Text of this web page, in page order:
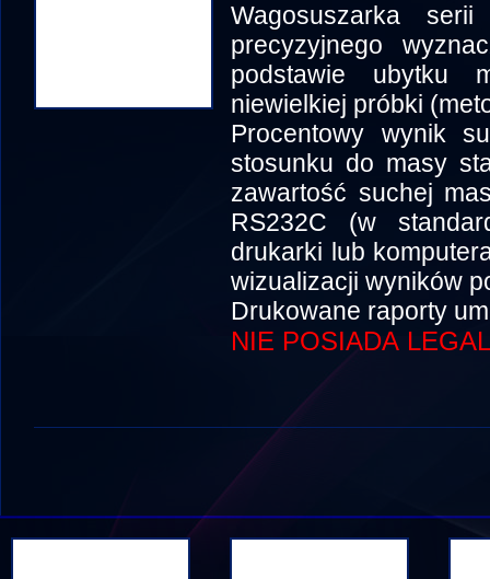
Wagosuszarka
precyzyjnego
podstawie ubytku
niewielkiej próbki
Procentowy wynik
stosunku do masy
zawartość suchej
RS232C (w
drukarki lub
wizualizacji wyników
Drukowane raporty
NIE POSIADA